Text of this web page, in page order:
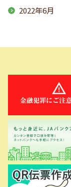
2022年6月